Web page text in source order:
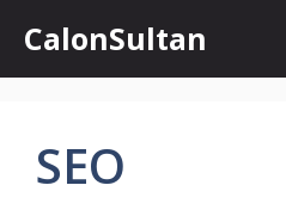
content
CalonSultan
SEO